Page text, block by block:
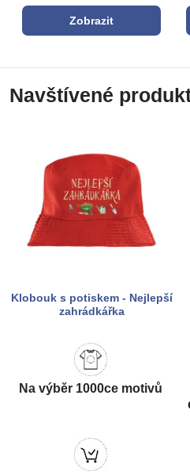
Zobrazit
Navštívené
Klobouk s potiskem - Nejlepší
zahrádkářka
Na výběr 1000ce motivů